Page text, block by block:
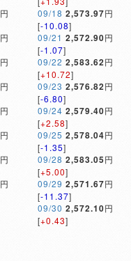
円
円
円
円
円
円
円
円
09/18 2,573.97円
[-10.08]
09/21 2,572.90円
[-1.07]
09/22 2,583.62円
[+10.72]
09/23 2,576.82円
[-6.80]
09/24 2,579.40円
[+2.58]
09/25 2,578.04円
[-1.35]
09/28 2,583.05円
[+5.00]
09/29 2,571.67円
[-11.37]
09/30 2,572.10円
[+0.43]